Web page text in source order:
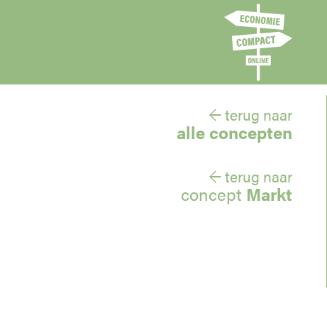
← terug naar
alle concepten
← terug naar
concept Markt